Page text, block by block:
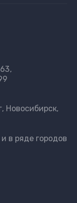
Новосибирск,
в ряде городов